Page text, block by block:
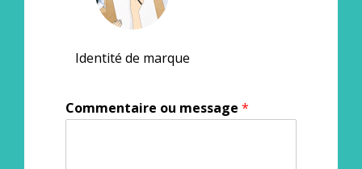
Identité de marque
Commentaire ou message *